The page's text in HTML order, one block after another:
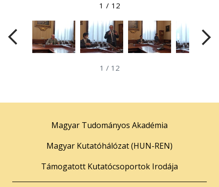
1 / 12
1 / 12
Magyar Tudományos Akadémia
Magyar Kutatóhálózat (HUN-REN)
Támogatott Kutatócsoportok Irodája